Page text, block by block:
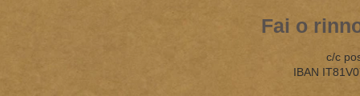
Fai o
c/c
IBAN